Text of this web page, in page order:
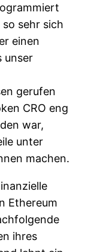
sehr sich
einen
unser
gerufen
CRO eng
war,
unter
machen.
Ethereum
ihres